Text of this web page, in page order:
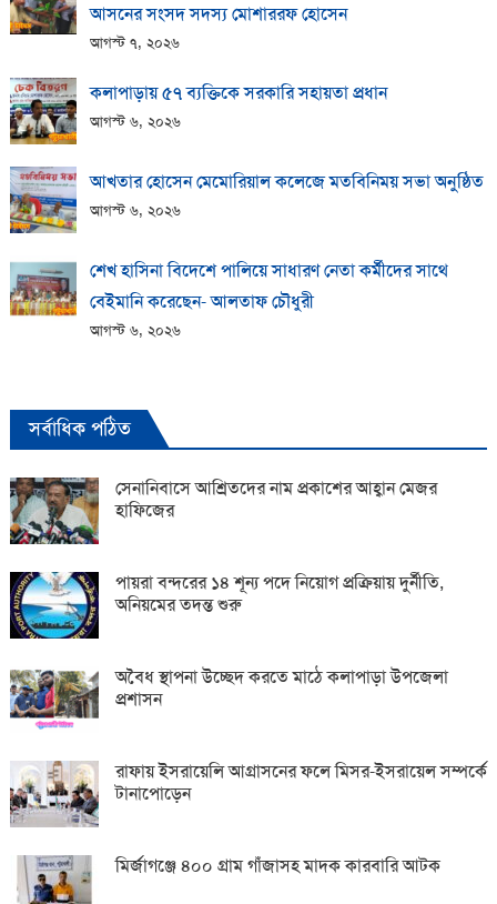
আসনের সংসদ সদস্য মোশাররফ হোসেন
আগস্ট ৭, ২০২৬
কলাপাড়ায় ​৫৭ ব্যক্তিকে সরকারি সহায়তা প্রধান
আগস্ট ৬, ২০২৬
আখতার হোসেন মেমোরিয়াল কলেজে মতবিনিময় সভা অনুষ্ঠিত
আগস্ট ৬, ২০২৬
শেখ হাসিনা বিদেশে পালিয়ে সাধারণ নেতা কর্মীদের সাথে
বেইমানি করেছেন- আলতাফ চৌধুরী
আগস্ট ৬, ২০২৬
সর্বাধিক পঠিত
সেনানিবাসে আশ্রিতদের নাম প্রকাশের আহ্বান মেজর
হাফিজের
পায়রা বন্দরের ১৪ শূন্য পদে নিয়োগ প্রক্রিয়ায় দুর্নীতি,
অনিয়মের তদন্ত শুরু
অবৈধ স্থাপনা উচ্ছেদ করতে মাঠে কলাপাড়া উপজেলা
প্রশাসন
রাফায় ইসরায়েলি আগ্রাসনের ফলে মিসর-ইসরায়েল সম্পর্কে
টানাপোড়েন
মির্জাগঞ্জে ৪০০ গ্রাম গাঁজাসহ মাদক কারবারি আটক